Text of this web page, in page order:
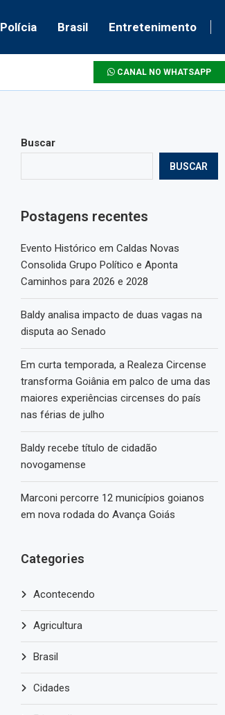
Polícia Brasil Entretenimento
CANAL NO WHATSAPP
Buscar
BUSCAR
Postagens recentes
Evento Histórico em Caldas Novas
Consolida Grupo Político e Aponta
Caminhos para 2026 e 2028
Baldy analisa impacto de duas vagas na
disputa ao Senado
Em curta temporada, a Realeza Circense
transforma Goiânia em palco de uma das
maiores experiências circenses do país
nas férias de julho
Baldy recebe título de cidadão
novogamense
Marconi percorre 12 municípios goianos
em nova rodada do Avança Goiás
Categories
Acontecendo
Agricultura
Brasil
Cidades